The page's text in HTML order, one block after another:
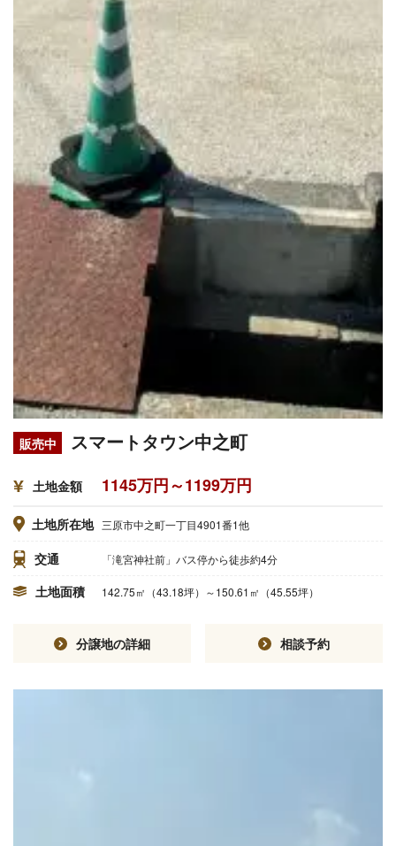
販売中 スマートタウン中之町
土地金額 1145万円～1199万円
土地所在地 三原市中之町一丁目4901番1他
交通 「滝宮神社前」バス停から徒歩約4分
土地面積 142.75㎡（43.18坪）～150.61㎡（45.55坪）
分譲地の詳細 相談予約